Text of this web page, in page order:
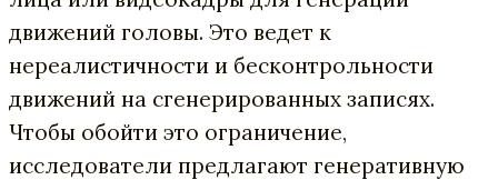
движений головы. Это ведет к
нереалистичности и бесконтрольности
движений на сгенерированных записях.
Чтобы обойти это ограничение,
исследователи предлагают генеративную